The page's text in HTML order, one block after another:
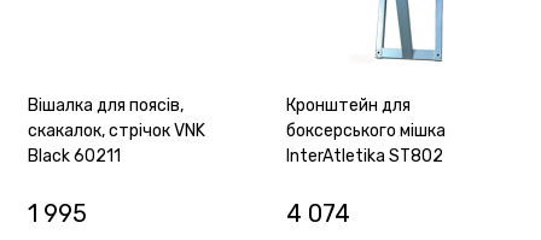
Вішалка для поясів,
скакалок, стрічок VNK
Black 60211
1 995
Кронштейн для
боксерського мішка
InterAtletika ST802
4 074